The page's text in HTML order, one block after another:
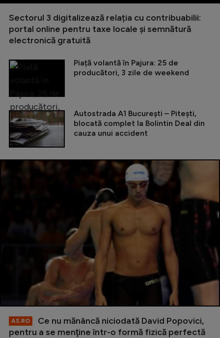
Sectorul 3 digitalizează relația cu contribuabilii:
portal online pentru taxe locale și semnătură
electronică gratuită
Piață volantă în Pajura: 25 de
producători, 3 zile de weekend
Autostrada A1 București – Pitești,
blocată complet la Bolintin Deal din
cauza unui accident
AS.RO
Ce nu mănâncă niciodată David Popovici,
pentru a se menţine într-o formă fizică perfectă